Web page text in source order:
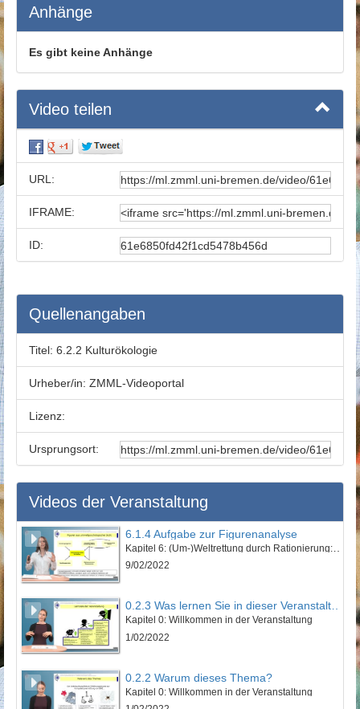
Anhänge
Es gibt keine Anhänge
Video teilen
URL:
IFRAME:
ID:
Quellenangaben
Titel: 6.2.2 Kulturökologie
Urheber/in: ZMML-Videoportal
Lizenz:
Ursprungsort:
Videos der Veranstaltung
6.1.4 Aufgabe zur Figurenanalyse
9/02/2022
0.2.3 Was lernen Sie in dieser Veranstaltung?
Kapitel 0: Willkommen in der Veranstaltung
1/02/2022
0.2.2 Warum dieses Thema?
Kapitel 0: Willkommen in der Veranstaltung